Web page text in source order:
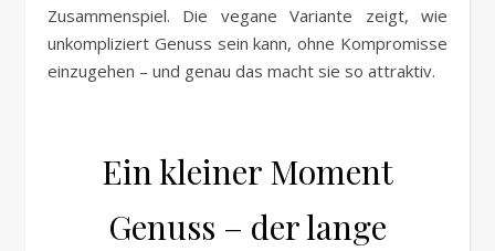
Zusammenspiel. Die vegane Variante zeigt, wie
unkompliziert Genuss sein kann, ohne Kompromisse
einzugehen – und genau das macht sie so attraktiv.
Ein kleiner Moment
Genuss – der lange